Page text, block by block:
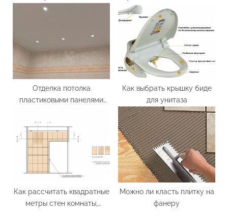
Отделка потолка
пластиковыми панелями
Как выбрать крышку биде
для унитаза
Как рассчитать квадратные
метры стен комнаты,
Можно ли класть плитку на
фанеру